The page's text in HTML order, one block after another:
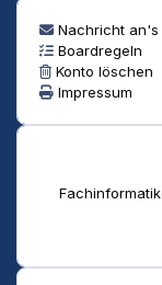
Nachricht an's
Boardregeln
Konto löschen
Impressum